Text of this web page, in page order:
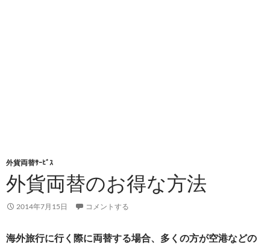
外貨両替ｻｰﾋﾞｽ
外貨両替のお得な方法
2014年7月15日 コメントする
海外旅行に行く際に両替する場合、多くの方が空港などの